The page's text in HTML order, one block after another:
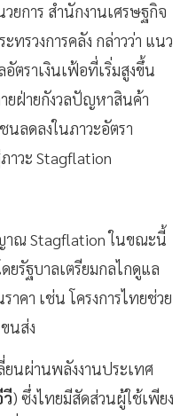
ยการ สำนักงานเศรษฐกิจ
ทรวงการคลัง กล่าวว่า แนว
ตราเงินเฟ้อที่เริ่มสูงขึ้น
ยฝ่ายกังวลปัญหาสินค้า
ลดลงในภาวะอัตรา
าวะ Stagflation
าณ Stagflation ในขณะนี้
ยรัฐบาลเตรียมกลไกดูแล
คา เช่น โครงการไทยช่วย
นส่ง
ยนผ่านพลังงานประเทศ
) ซึ่งไทยมีสัดส่วนผู้ใช้เพียง